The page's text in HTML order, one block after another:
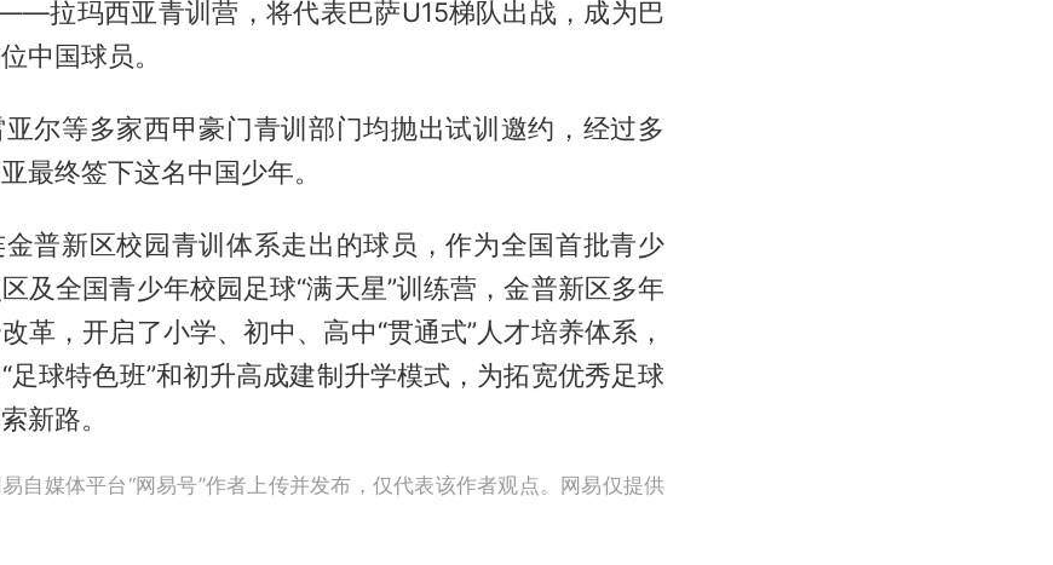
拉玛西亚青训营，将代表巴萨U15梯队出战，成为巴
中国球员。
尔等多家西甲豪门青训部门均抛出试训邀约，经过多
最终签下这名中国少年。
普新区校园青训体系走出的球员，作为全国首批青少
及全国青少年校园足球“满天星”训练营，金普新区多年
革，开启了小学、初中、高中“贯通式”人才培养体系，
足球特色班”和初升高成建制升学模式，为拓宽优秀足球
新路。
自媒体平台“网易号”作者上传并发布，仅代表该作者观点。网易仅提供